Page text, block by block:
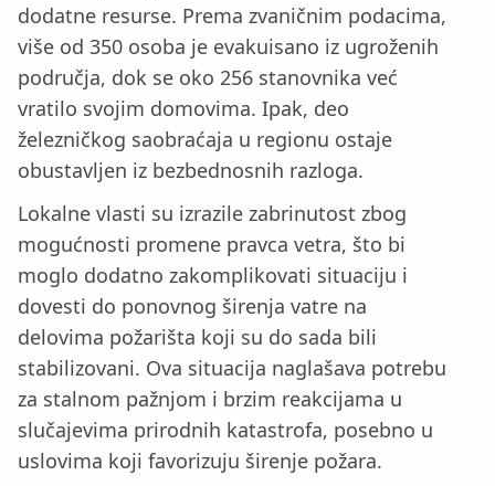
dodatne resurse. Prema zvaničnim podacima,
više od 350 osoba je evakuisano iz ugroženih
područja, dok se oko 256 stanovnika već
vratilo svojim domovima. Ipak, deo
železničkog saobraćaja u regionu ostaje
obustavljen iz bezbednosnih razloga.
Lokalne vlasti su izrazile zabrinutost zbog
mogućnosti promene pravca vetra, što bi
moglo dodatno zakomplikovati situaciju i
dovesti do ponovnog širenja vatre na
delovima požarišta koji su do sada bili
stabilizovani. Ova situacija naglašava potrebu
za stalnom pažnjom i brzim reakcijama u
slučajevima prirodnih katastrofa, posebno u
uslovima koji favorizuju širenje požara.